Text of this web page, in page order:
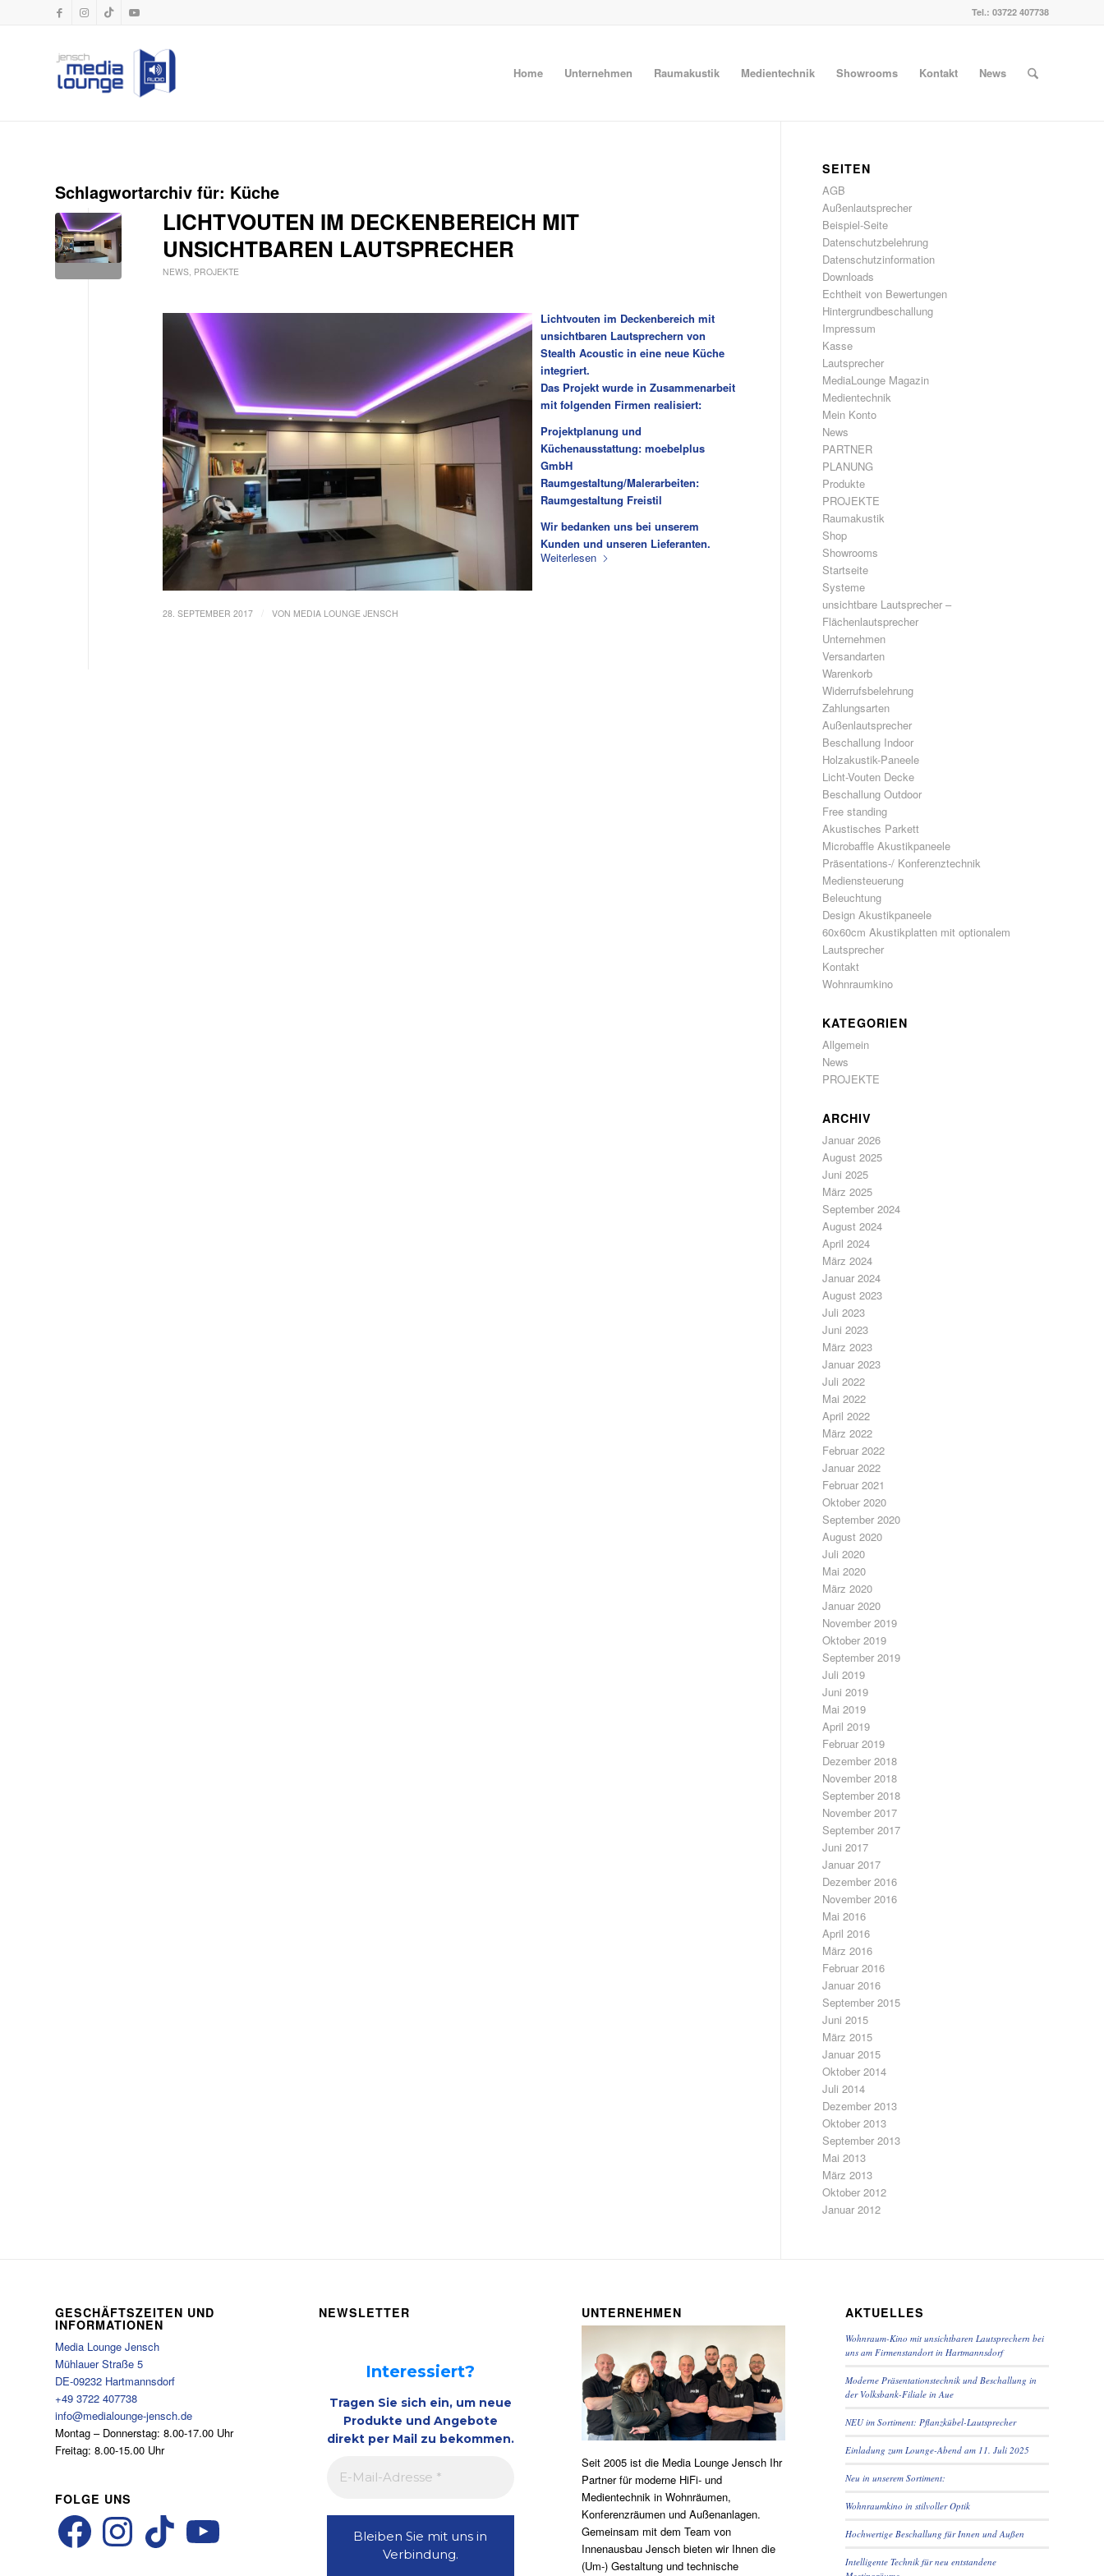
Tel.: 03722 407738
Home Unternehmen Raumakustik Medientechnik Showrooms Kontakt News
Schlagwortarchiv für: Küche
LICHTVOUTEN IM DECKENBEREICH MIT
UNSICHTBAREN LAUTSPRECHER
NEWS, PROJEKTE
Lichtvouten im Deckenbereich mit
unsichtbaren Lautsprechern von
Stealth Acoustic in eine neue Küche
integriert.
Das Projekt wurde in Zusammenarbeit
mit folgenden Firmen realisiert:
Projektplanung und
Küchenausstattung: moebelplus
GmbH
Raumgestaltung/Malerarbeiten:
Raumgestaltung Freistil
Wir bedanken uns bei unserem
Kunden und unseren Lieferanten.
Weiterlesen
28. SEPTEMBER 2017 VON MEDIA LOUNGE JENSCH
SEITEN
AGB
Außenlautsprecher
Beispiel-Seite
Datenschutzbelehrung
Datenschutzinformation
Downloads
Echtheit von Bewertungen
Hintergrundbeschallung
Impressum
Kasse
Lautsprecher
MediaLounge Magazin
Medientechnik
Mein Konto
News
PARTNER
PLANUNG
Produkte
PROJEKTE
Raumakustik
Shop
Showrooms
Startseite
Systeme
unsichtbare Lautsprecher –
Flächenlautsprecher
Unternehmen
Versandarten
Warenkorb
Widerrufsbelehrung
Zahlungsarten
Außenlautsprecher
Beschallung Indoor
Holzakustik-Paneele
Licht-Vouten Decke
Beschallung Outdoor
Free standing
Akustisches Parkett
Microbaffle Akustikpaneele
Präsentations-/ Konferenztechnik
Mediensteuerung
Beleuchtung
Design Akustikpaneele
60x60cm Akustikplatten mit optionalem
Lautsprecher
Kontakt
Wohnraumkino
KATEGORIEN
Allgemein
News
PROJEKTE
ARCHIV
Januar 2026
August 2025
Juni 2025
März 2025
September 2024
August 2024
April 2024
März 2024
Januar 2024
August 2023
Juli 2023
Juni 2023
März 2023
Januar 2023
Juli 2022
Mai 2022
April 2022
März 2022
Februar 2022
Januar 2022
Februar 2021
Oktober 2020
September 2020
August 2020
Juli 2020
Mai 2020
März 2020
Januar 2020
November 2019
Oktober 2019
September 2019
Juli 2019
Juni 2019
Mai 2019
April 2019
Februar 2019
Dezember 2018
November 2018
September 2018
November 2017
September 2017
Juni 2017
Januar 2017
Dezember 2016
November 2016
Mai 2016
April 2016
März 2016
Februar 2016
Januar 2016
September 2015
Juni 2015
März 2015
Januar 2015
Oktober 2014
Juli 2014
Dezember 2013
Oktober 2013
September 2013
Mai 2013
März 2013
Oktober 2012
Januar 2012
GESCHÄFTSZEITEN UND
INFORMATIONEN
Media Lounge Jensch
Mühlauer Straße 5
DE-09232 Hartmannsdorf
+49 3722 407738
info@medialounge-jensch.de
Montag – Donnerstag: 8.00-17.00 Uhr
Freitag: 8.00-15.00 Uhr
FOLGE UNS
NEWSLETTER
Interessiert?
Tragen Sie sich ein, um neue
Produkte und Angebote
direkt per Mail zu bekommen.
UNTERNEHMEN
Seit 2005 ist die Media Lounge Jensch Ihr
Partner für moderne HiFi- und
Medientechnik in Wohnräumen,
Konferenzräumen und Außenanlagen.
Gemeinsam mit dem Team von
Innenausbau Jensch bieten wir Ihnen die
(Um-) Gestaltung und technische
AKTUELLES
Wohnraum-Kino mit unsichtbaren Lautsprechern bei
uns am Firmenstandort in Hartmannsdorf
Moderne Präsentationstechnik und Beschallung in
der Volksbank-Filiale in Aue
NEU im Sortiment: Pflanzkübel-Lautsprecher
Einladung zum Lounge-Abend am 11. Juli 2025
Neu in unserem Sortiment:
Wohnraumkino in stilvoller Optik
Hochwertige Beschallung für Innen und Außen
Intelligente Technik für neu entstandene